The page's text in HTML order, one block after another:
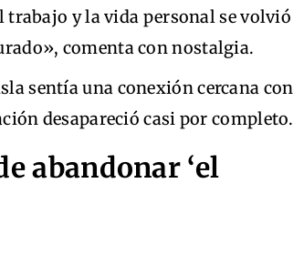
trabajo y la vida personal se volvió
comenta con nostalgia.
sentía una conexión cercana con
desapareció casi por completo.
abandonar ‘el